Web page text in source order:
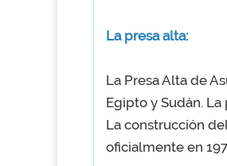
La presa alta:
La Presa Alta de
Egipto y Sudán.
La construcción
oficialmente en